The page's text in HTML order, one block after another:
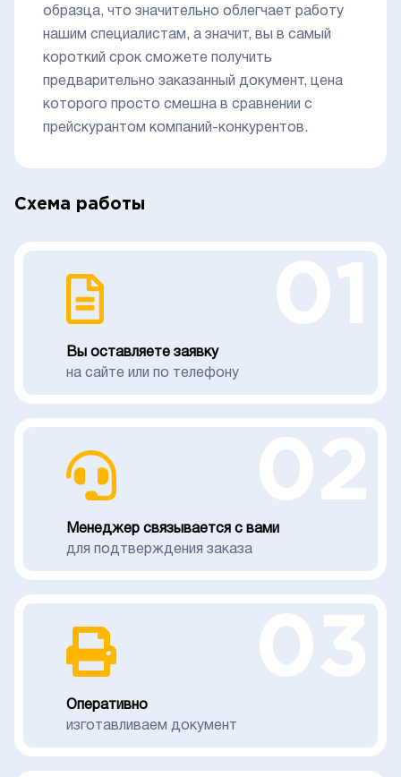
образца, что значительно облегчает работу
нашим специалистам, а значит, вы в самый
короткий срок сможете получить
предварительно заказанный документ, цена
которого просто смешна в сравнении с
прейскурантом компаний-конкурентов.
Схема работы
Вы оставляете заявку
на сайте или по телефону
Менеджер связывается с вами
для подтверждения заказа
Оперативно
изготавливаем документ